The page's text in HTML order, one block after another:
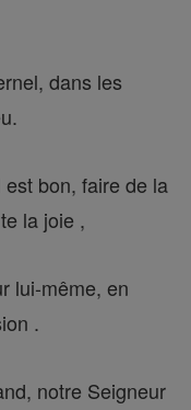
dans les
bon, faire de la
la joie ,
lui-même, en
.
notre Seigneur